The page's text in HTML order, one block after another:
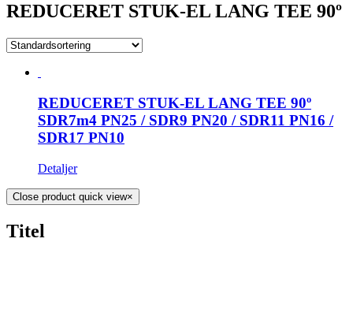
REDUCERET STUK-EL LANG TEE 90º
REDUCERET STUK-EL LANG TEE 90º
SDR7m4 PN25 / SDR9 PN20 / SDR11 PN16 /
SDR17 PN10
Detaljer
Close product quick view×
Titel